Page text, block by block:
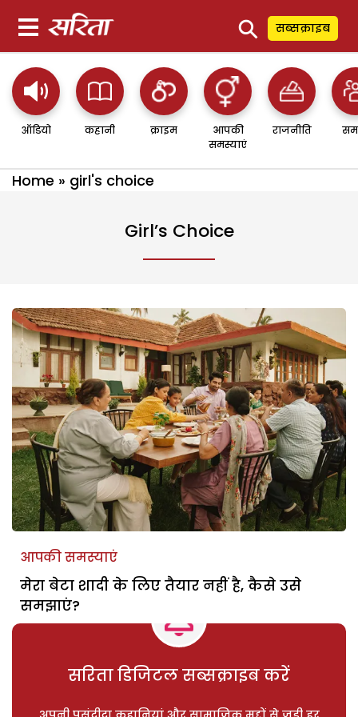
⚲ सब्सक्राइब
ऑडियो कहानी क्राइम
आपकी
समस्याएं
राजनीति
Home » girl's choice
Girl’s Choice
आपकी समस्याएं
मेरा बेटा शादी के लिए तैयार नहीं है, कैसे उसे
समझाएं?
सरिता डिजिटल सब्सक्राइब करें